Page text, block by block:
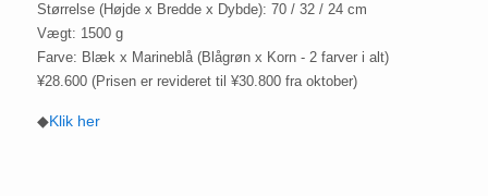
Størrelse (Højde x Bredde x Dybde): 70 / 32 / 24 cm
Vægt: 1500 g
Farve: Blæk x Marineblå (Blågrøn x Korn - 2 farver i alt)
¥28.600 (Prisen er revideret til ¥30.800 fra oktober)
◆Klik her